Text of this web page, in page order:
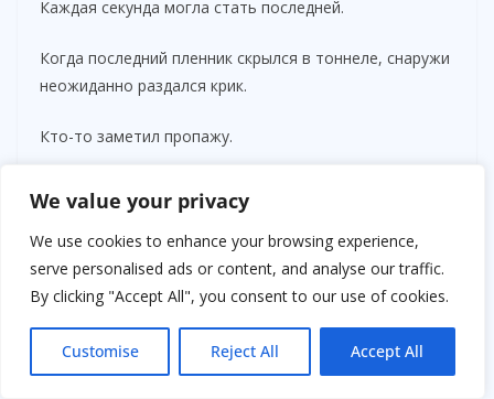
We value your privacy
We use cookies to enhance your browsing experience,
serve personalised ads or content, and analyse our traffic.
By clicking "Accept All", you consent to our use of cookies.
Customise Reject All Accept All
Каждая секунда могла стать последней.
Когда последний пленник скрылся в тоннеле, снаружи
неожиданно раздался крик.
Кто-то заметил пропажу.
Во дворе началась суматоха.
Солдаты бегали между корпусами, пытаясь понять,
Майор кричал на подчинённых, размахивая руками.